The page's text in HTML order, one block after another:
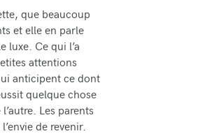
que beaucoup
et elle en parle
luxe. Ce qui l’a
attentions
anticipent ce dont
quelque chose
Les parents
de revenir.